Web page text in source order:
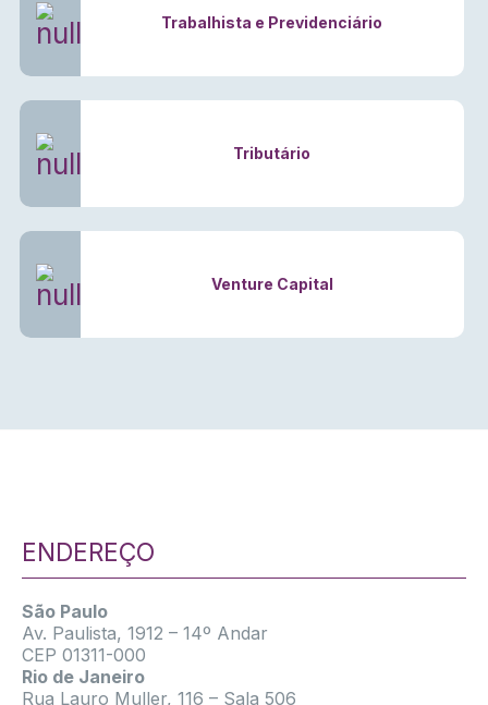
Trabalhista e Previdenciário
Tributário
Venture Capital
ENDEREÇO
São Paulo
Av. Paulista, 1912 – 14º Andar
CEP 01311-000
Rio de Janeiro
Rua Lauro Muller, 116 – Sala 506